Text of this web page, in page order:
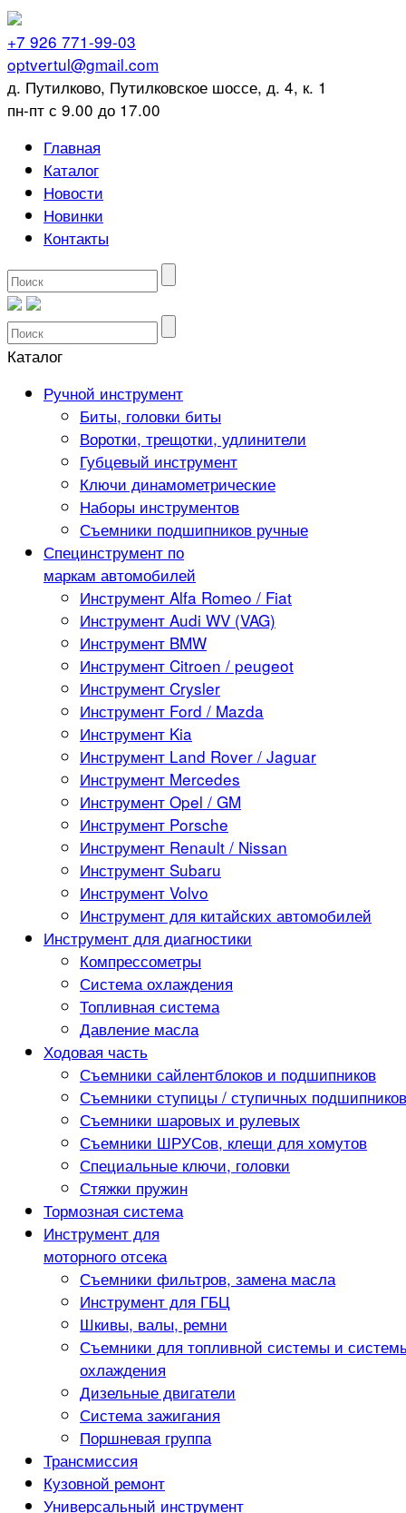
+7 926 771-99-03
optvertul@gmail.com
д. Путилково, Путилковское шоссе, д. 4, к. 1
пн-пт с 9.00 до 17.00
Главная
Каталог
Новости
Новинки
Контакты
Каталог
Ручной инструмент
Биты, головки биты
Воротки, трещотки, удлинители
Губцевый инструмент
Ключи динамометрические
Наборы инструментов
Съемники подшипников ручные
Специнструмент по
маркам автомобилей
Инструмент Alfa Romeo / Fiat
Инструмент Audi WV (VAG)
Инструмент BMW
Инструмент Citroen / peugeot
Инструмент Crysler
Инструмент Ford / Mazda
Инструмент Kia
Инструмент Land Rover / Jaguar
Инструмент Mercedes
Инструмент Opel / GM
Инструмент Porsche
Инструмент Renault / Nissan
Инструмент Subaru
Инструмент Volvo
Инструмент для китайских автомобилей
Инструмент для диагностики
Компрессометры
Система охлаждения
Топливная система
Давление масла
Ходовая часть
Съемники сайлентблоков и подшипников
Съемники ступицы / ступичных подшипников
Съемники шаровых и рулевых
Съемники ШРУСов, клещи для хомутов
Специальные ключи, головки
Стяжки пружин
Тормозная система
Инструмент для
моторного отсека
Съемники фильтров, замена масла
Инструмент для ГБЦ
Шкивы, валы, ремни
Съемники для топливной системы и
охлаждения
Дизельные двигатели
Система зажигания
Поршневая группа
Трансмиссия
Кузовной ремонт
Универсальный инструмент